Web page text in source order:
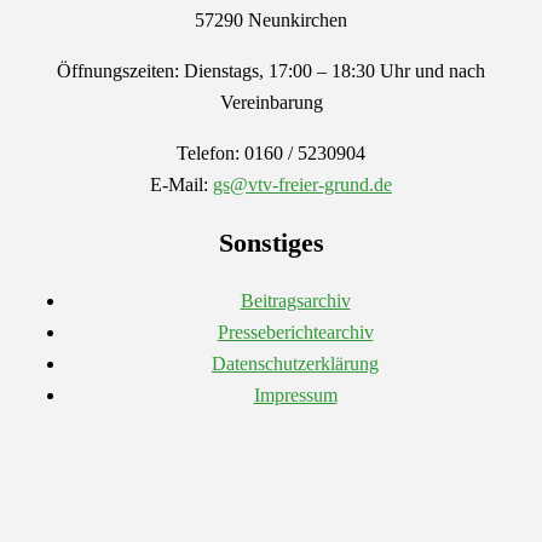
57290 Neunkirchen
Öffnungszeiten: Dienstags, 17:00 – 18:30 Uhr und nach
Vereinbarung
Telefon: 0160 / 5230904
E-Mail: gs@vtv-freier-grund.de
Sonstiges
Beitragsarchiv
Presseberichtearchiv
Datenschutzerklärung
Impressum